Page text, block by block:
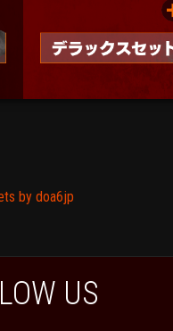
by doa6jp
US